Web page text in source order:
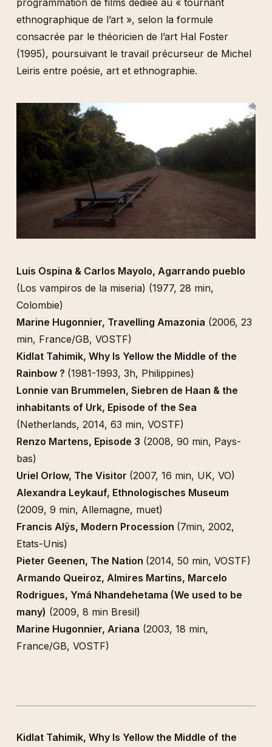
programmation de films dédiée au « tournant
ethnographique de l’art », selon la formule
consacrée par le théoricien de l’art Hal Foster
(1995), poursuivant le travail précurseur de Michel
Leiris entre poésie, art et ethnographie.
Luis Ospina & Carlos Mayolo, Agarrando pueblo
(Los vampiros de la miseria) (1977, 28 min,
Colombie)
Marine Hugonnier, Travelling Amazonia (2006, 23
min, France/GB, VOSTF)
Kidlat Tahimik, Why Is Yellow the Middle of the
Rainbow ? (1981-1993, 3h, Philippines)
Lonnie van Brummelen, Siebren de Haan & the
inhabitants of Urk, Episode of the Sea
(Netherlands, 2014, 63 min, VOSTF)
Renzo Martens, Episode 3 (2008, 90 min, Pays-
bas)
Uriel Orlow, The Visitor (2007, 16 min, UK, VO)
Alexandra Leykauf, Ethnologisches Museum
(2009, 9 min, Allemagne, muet)
Francis Alÿs, Modern Procession (7min, 2002,
Etats-Unis)
Pieter Geenen, The Nation (2014, 50 min, VOSTF)
Armando Queiroz, Almires Martins, Marcelo
Rodrigues, Ymá Nhandehetama (We used to be
many) (2009, 8 min Bresil)
Marine Hugonnier, Ariana (2003, 18 min,
France/GB, VOSTF)
Kidlat Tahimik, Why Is Yellow the Middle of the